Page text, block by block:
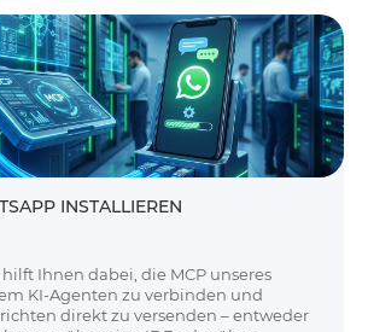
INSTALLIEREN
Ihnen dabei, die MCP unseres
KI-Agenten zu verbinden und
direkt zu versenden – entweder